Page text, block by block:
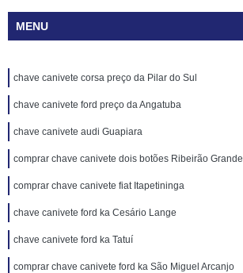
MENU
chave canivete corsa preço da Pilar do Sul
chave canivete ford preço da Angatuba
chave canivete audi Guapiara
comprar chave canivete dois botões Ribeirão Grande
comprar chave canivete fiat Itapetininga
chave canivete ford ka Cesário Lange
chave canivete ford ka Tatuí
comprar chave canivete ford ka São Miguel Arcanjo